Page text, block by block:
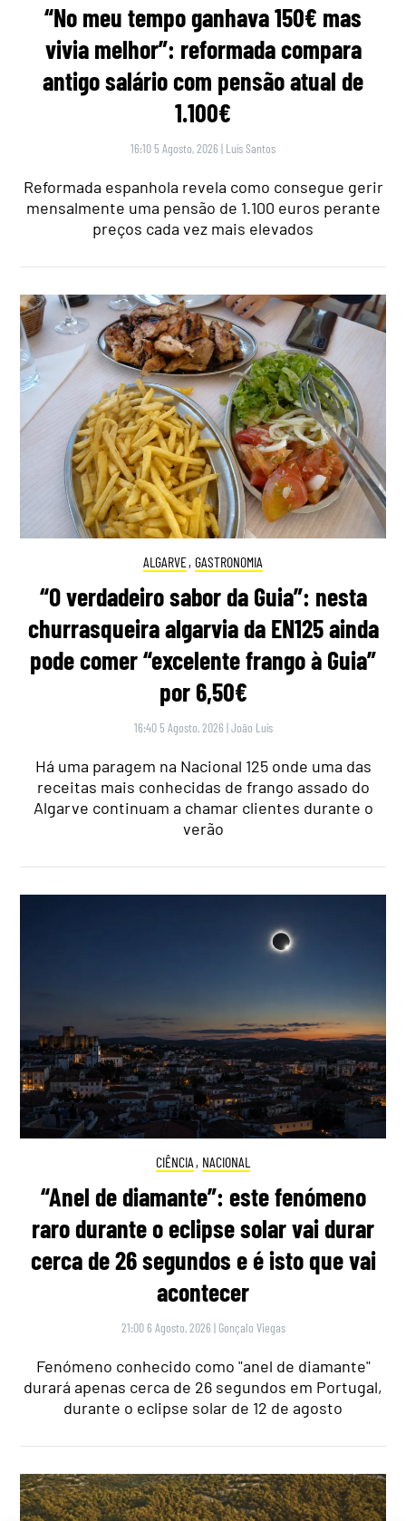
“No meu tempo ganhava 150€ mas
vivia melhor”: reformada compara
antigo salário com pensão atual de
1.100€
16:10 5 Agosto, 2026 | Luís Santos
Reformada espanhola revela como consegue gerir
mensalmente uma pensão de 1.100 euros perante
preços cada vez mais elevados
ALGARVE, GASTRONOMIA
“O verdadeiro sabor da Guia”: nesta
churrasqueira algarvia da EN125 ainda
pode comer “excelente frango à Guia”
por 6,50€
16:40 5 Agosto, 2026 |João Luís
Há uma paragem na Nacional 125 onde uma das
receitas mais conhecidas de frango assado do
Algarve continuam a chamar clientes durante o
verão
CIÊNCIA , NACIONAL
“Anel de diamante”: este fenómeno
raro durante o eclipse solar vai durar
cerca de 26 segundos e é isto que vai
acontecer
21:00 6 Agosto, 2026 | Gonçalo Viegas
Fenómeno conhecido como "anel de diamante"
durará apenas cerca de 26 segundos em Portugal,
durante o eclipse solar de 12 de agosto